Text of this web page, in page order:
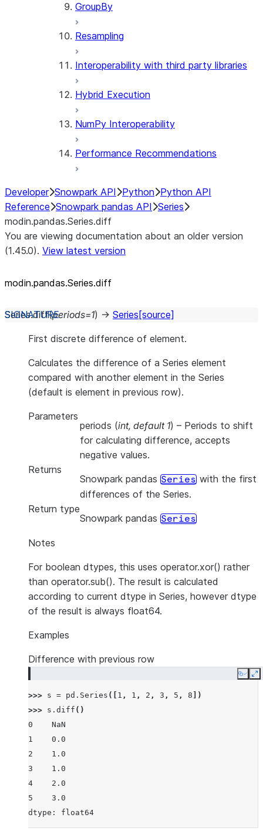
GroupBy
Resampling
Interoperability with third party libraries
Hybrid Execution
NumPy Interoperability
Performance Recommendations
Developer Snowpark API Python Python API
Reference Snowpark pandas API Series
modin.pandas.Series.diff
You are viewing documentation about an older version
(1.45.0). View latest version
modin.pandas.Series.diff
Series.diff(periods=1) → Series [source]
First discrete difference of element.
Calculates the difference of a Series element
compared with another element in the Series
(default is element in previous row).
Parameters
periods (int, default 1) – Periods to shift
for calculating difference, accepts
negative values.
Returns
Snowpark pandas Series with the first
differences of the Series.
Return type
Snowpark pandas Series
Notes
For boolean dtypes, this uses operator.xor() rather
than operator.sub(). The result is calculated
according to current dtype in Series, however dtype
of the result is always float64.
Examples
Difference with previous row
Copy
>>> s = pd . Series ([ 1 , 1 , 2 , 3 , 5 , 8 ])
>>> s . diff ()
0    NaN
1    0.0
2    1.0
3    1.0
4    2.0
5    3.0
dtype: float64